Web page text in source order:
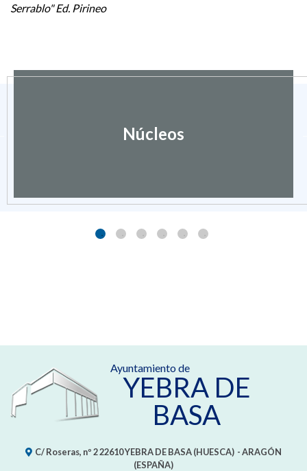
Serrablo" Ed. Pirineo
Núcleos
Ayuntamiento de
YEBRA DE
BASA
C/ Roseras, nº 222610YEBRA DE BASA (HUESCA) - ARAGÓN
(ESPAÑA)